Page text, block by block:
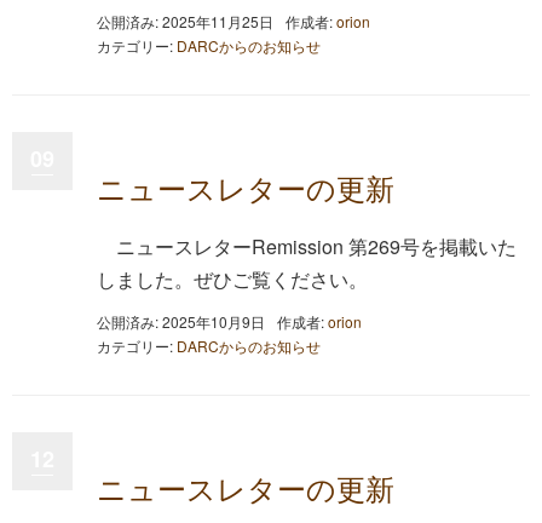
公開済み: 2025年11月25日 作成者:orion
カテゴリー: DARCからのお知らせ
ニュースレターの更新
ニュースレターRemission 第269号を掲載いた
しました。ぜひご覧ください。
公開済み: 2025年10月9日 作成者:orion
カテゴリー: DARCからのお知らせ
ニュースレターの更新